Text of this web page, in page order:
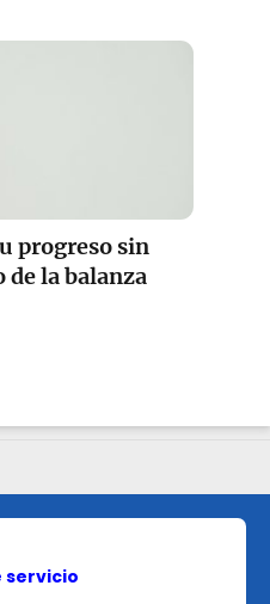
progreso sin
de la balanza
servicio